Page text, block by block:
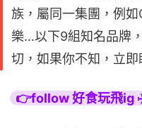
族，屬同一集團，例
樂…以下9組知名品牌
切，如果你不知，立即
👉follow 好食玩飛ig